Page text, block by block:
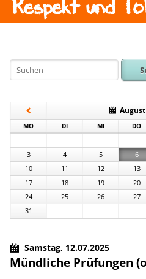
MONTAG DIENSTAG MITTWOCH DO
3
4 5 6
10
11 12 13
17
18 19 20
24
25 26 27
31
Samstag, 12.07.2025
Mündliche Prüfungen